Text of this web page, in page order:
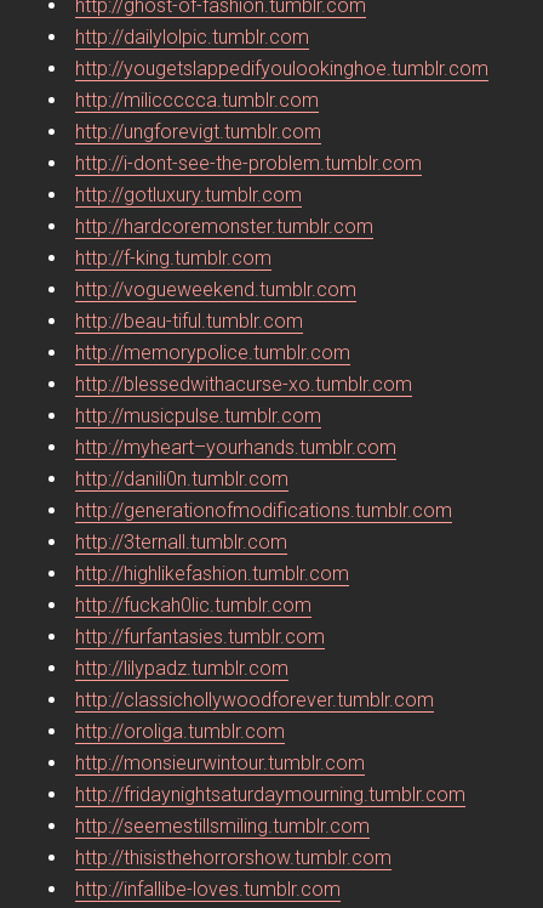
http://ghost-of-fashion.tumblr.com
http://dailylolpic.tumblr.com
http://yougetslappedifyoulookinghoe.tumblr.com
http://miliccccca.tumblr.com
http://ungforevigt.tumblr.com
http://i-dont-see-the-problem.tumblr.com
http://gotluxury.tumblr.com
http://hardcoremonster.tumblr.com
http://f-king.tumblr.com
http://vogueweekend.tumblr.com
http://beau-tiful.tumblr.com
http://memorypolice.tumblr.com
http://blessedwithacurse-xo.tumblr.com
http://musicpulse.tumblr.com
http://myheart–yourhands.tumblr.com
http://danili0n.tumblr.com
http://generationofmodifications.tumblr.com
http://3ternall.tumblr.com
http://highlikefashion.tumblr.com
http://fuckah0lic.tumblr.com
http://furfantasies.tumblr.com
http://lilypadz.tumblr.com
http://classichollywoodforever.tumblr.com
http://oroliga.tumblr.com
http://monsieurwintour.tumblr.com
http://fridaynightsaturdaymourning.tumblr.com
http://seemestillsmiling.tumblr.com
http://thisisthehorrorshow.tumblr.com
http://infallibe-loves.tumblr.com